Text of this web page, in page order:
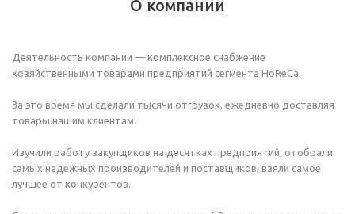
О компании
Деятельность компании — комплексное снабжение
хозяйственными товарами предприятий сегмента HoReCa.
За это время мы сделали тысячи отгрузок, ежедневно доставляя
товары нашим клиентам.
Изучили работу закупщиков на десятках предприятий, отобрали
самых надежных производителей и поставщиков, взяли самое
лучшее от конкурентов.